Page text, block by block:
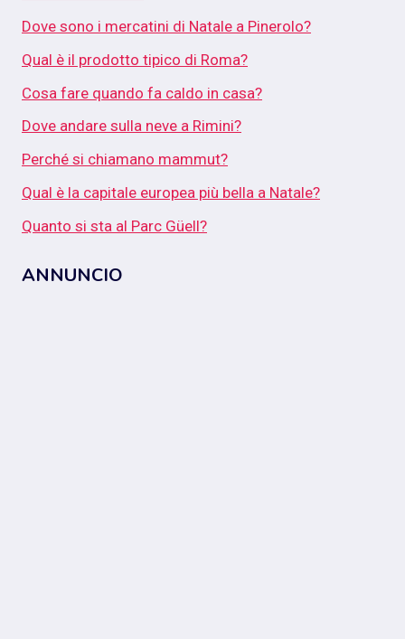
Dove sono i mercatini di Natale a Pinerolo?
Qual è il prodotto tipico di Roma?
Cosa fare quando fa caldo in casa?
Dove andare sulla neve a Rimini?
Perché si chiamano mammut?
Qual è la capitale europea più bella a Natale?
Quanto si sta al Parc Güell?
ANNUNCIO